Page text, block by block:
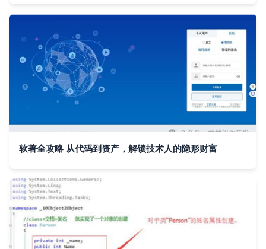
软著全攻略 从代码到资产，解锁技术人的隐形财富